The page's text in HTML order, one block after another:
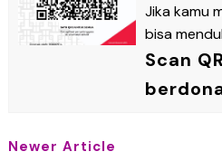
Jika kamu
bisa
Scan
Newer Article